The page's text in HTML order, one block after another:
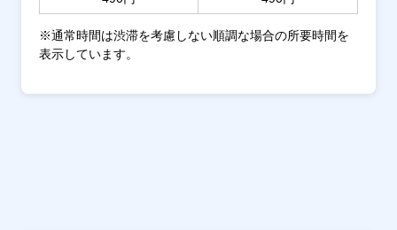
※通常時間は渋滞を考慮しない順調な場合の所要時間を
表示しています。